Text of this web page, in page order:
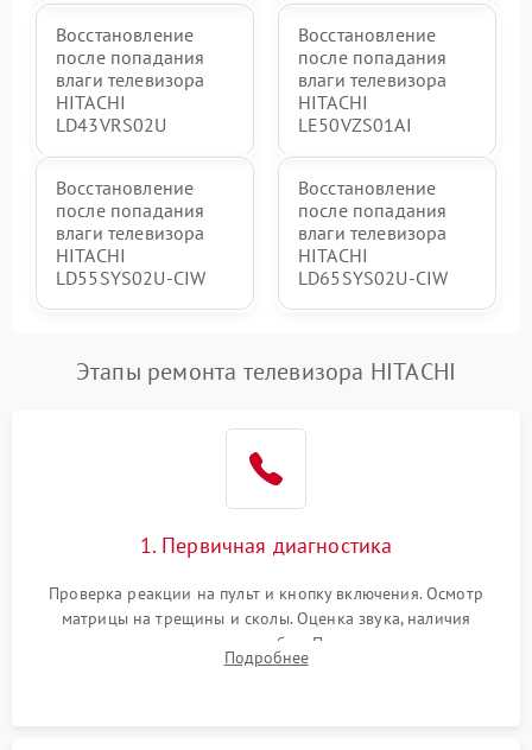
Восстановление
после попадания
влаги телевизора
HITACHI
LD43VRS02U
Восстановление
после попадания
влаги телевизора
HITACHI
LE50VZS01AI
Восстановление
после попадания
влаги телевизора
HITACHI
LD55SYS02U-CIW
Восстановление
после попадания
влаги телевизора
HITACHI
LD65SYS02U-CIW
Этапы ремонта телевизора HITACHI
1. Первичная диагностика
Проверка реакции на пульт и кнопку включения. Осмотр
матрицы на трещины и сколы. Оценка звука, наличия
подсветки и индикаторов ошибок. Подключение тестовых
источников сигнала для выявления симптомов поломки.
Подробнее